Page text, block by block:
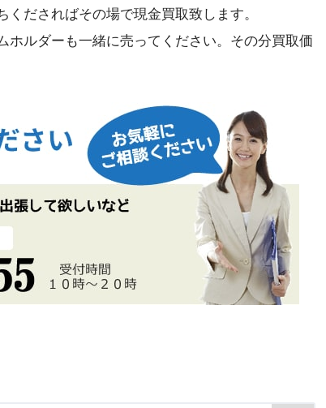
くださればその場で現金買取致します。
ホルダーも一緒に売ってください。その分買取価